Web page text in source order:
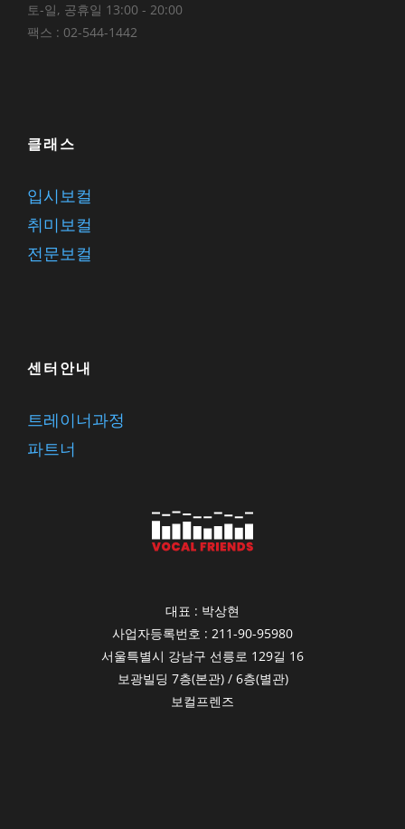
토-일, 공휴일 13:00 - 20:00
팩스 : 02-544-1442
클래스
입시보컬
취미보컬
전문보컬
센터안내
트레이너과정
파트너
대표 : 박상현
사업자등록번호 : 211-90-95980
서울특별시 강남구 선릉로 129길 16
보광빌딩 7층(본관) / 6층(별관)
보컬프렌즈